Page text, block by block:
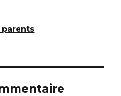
parents